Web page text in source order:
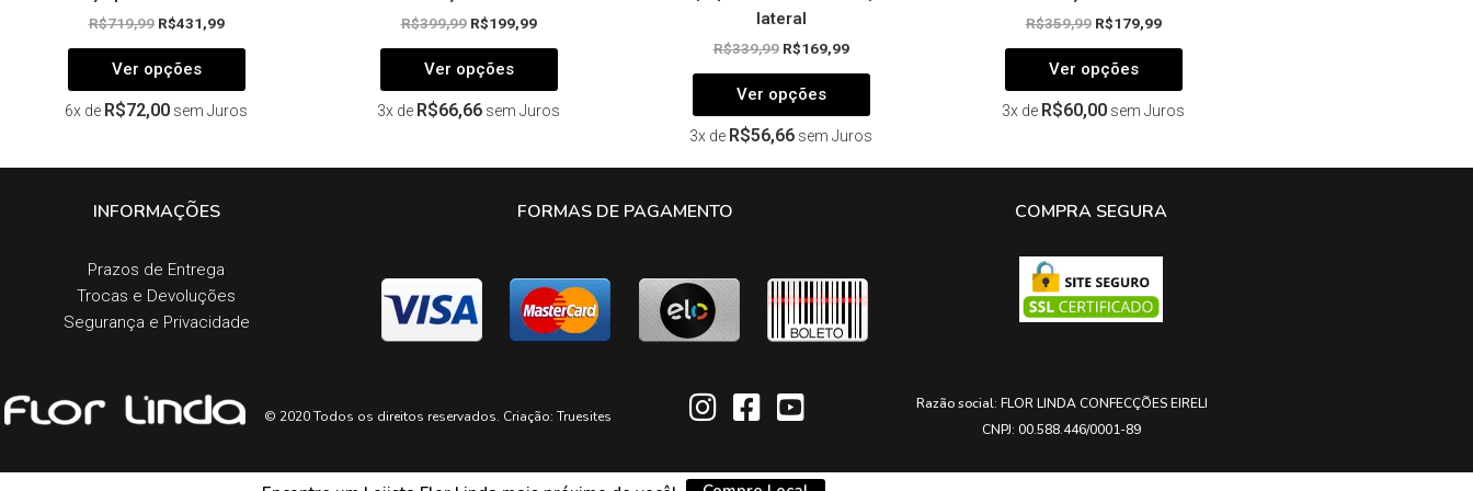
R$719,99 R$431,99
Ver opções
6x de R$72,00 sem Juros
R$399,99 R$199,99
Ver opções
3x de R$66,66 sem Juros
lateral
R$339,99 R$169,99
Ver opções
3x de R$56,66 sem Juros
R$359,99 R$179,99
Ver opções
3x de R$60,00 sem Juros
INFORMAÇÕES
Prazos de Entrega​
Trocas e Devoluções​
Segurança e Privacidade
FORMAS DE PAGAMENTO COMPRA SEGURA
© 2020 Todos os direitos reservados. Criação: Truesites
Razão social: FLOR LINDA CONFECÇÕES EIRELI
CNPJ: 00.588.446/0001-89